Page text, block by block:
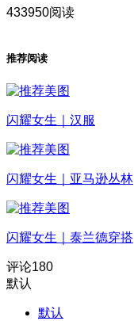
433950阅读
推荐阅读
闪耀女生｜汉服
闪耀女生｜亚马逊丛林
闪耀女生｜泰兰德穿搭
评论180
默认
默认